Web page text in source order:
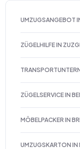
UMZUGSANGEBOT
ZÜGELHILFE IN
ZÜGELSERVICE IN
MÖBELPACKER IN
UMZUGSKARTON IN